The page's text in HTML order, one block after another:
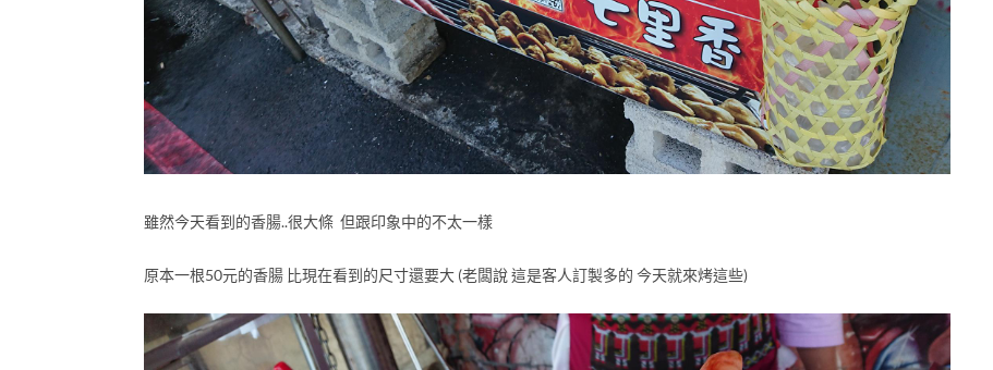
雖然今天看到的香腸..很大條 但跟印象中的不太一樣
原本一根50元的香腸 比現在看到的尺寸還要大 (老闆說 這是客人訂製多的 今天就來烤這些)